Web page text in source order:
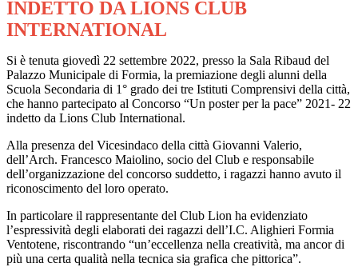
INDETTO DA LIONS CLUB
INTERNATIONAL
Si è tenuta giovedì 22 settembre 2022, presso la Sala Ribaud del
Palazzo Municipale di Formia, la premiazione degli alunni della
Scuola Secondaria di 1° grado dei tre Istituti Comprensivi della città,
che hanno partecipato al Concorso “Un poster per la pace” 2021- 22
indetto da Lions Club International.
Alla presenza del Vicesindaco della città Giovanni Valerio,
dell’Arch. Francesco Maiolino, socio del Club e responsabile
dell’organizzazione del concorso suddetto, i ragazzi hanno avuto il
riconoscimento del loro operato.
In particolare il rappresentante del Club Lion ha evidenziato
l’espressività degli elaborati dei ragazzi dell’I.C. Alighieri Formia
Ventotene, riscontrando “un’eccellenza nella creatività, ma ancor di
più una certa qualità nella tecnica sia grafica che pittorica”.